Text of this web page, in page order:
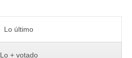
Lo último
Lo + votado